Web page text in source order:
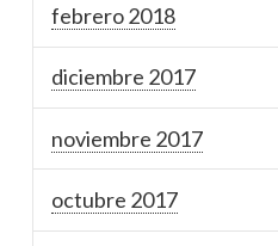
febrero 2018
diciembre 2017
noviembre 2017
octubre 2017